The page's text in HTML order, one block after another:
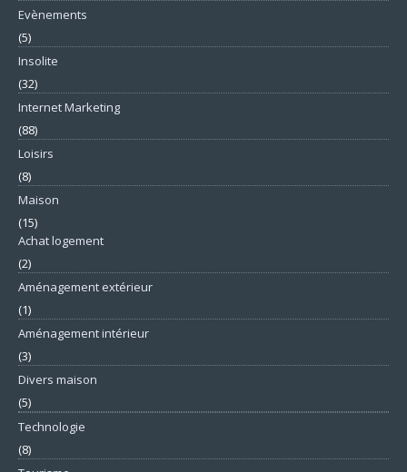
Evènements
(5)
Insolite
(32)
Internet Marketing
(88)
Loisirs
(8)
Maison
(15)
Achat logement
(2)
Aménagement extérieur
(1)
Aménagement intérieur
(3)
Divers maison
(5)
Technologie
(8)